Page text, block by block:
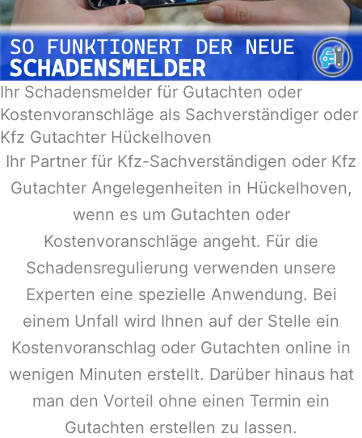
Ihr Schadensmelder für Gutachten oder
Kostenvoranschläge als Sachverständiger oder
Kfz Gutachter Hückelhoven
Ihr Partner für Kfz-Sachverständigen oder Kfz
Gutachter Angelegenheiten in Hückelhoven,
wenn es um Gutachten oder
Kostenvoranschläge angeht. Für die
Schadensregulierung verwenden unsere
Experten eine spezielle Anwendung. Bei
einem Unfall wird Ihnen auf der Stelle ein
Kostenvoranschlag oder Gutachten online in
wenigen Minuten erstellt. Darüber hinaus hat
man den Vorteil ohne einen Termin ein
Gutachten erstellen zu lassen.